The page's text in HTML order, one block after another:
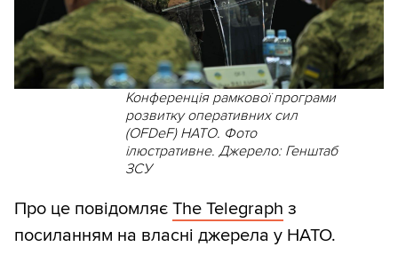
Конференція рамкової програми
розвитку оперативних сил
(OFDeF) НАТО. Фото
ілюстративне. Джерело: Генштаб
ЗСУ
Про це повідомляє The Telegraph з
посиланням на власні джерела у НАТО.